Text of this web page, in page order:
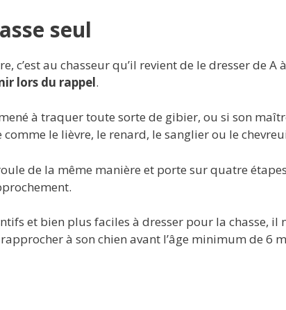
seul
c’est au chasseur qu’il revient de le dresser de A
lors du rappel.
à traquer toute sorte de gibier, ou si son
le lièvre, le renard, le sanglier ou le
de la même manière et porte sur quatre
et bien plus faciles à dresser pour la chasse, il
à son chien avant l’âge minimum de 6